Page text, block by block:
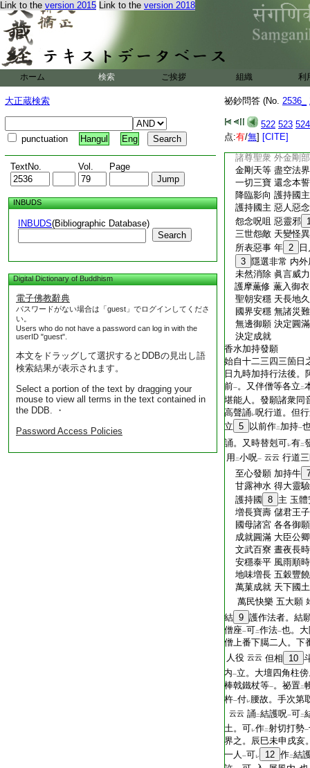
Link to the version 2015 Link to the version 2018
ホーム 検索 ご挨拶 組織 利
大正蔵検索
punctuation Hangul Eng
TextNo. Vol. Page
INBUDS
INBUDS(Bibliographic Database)
Search
Digital Dictionary of Buddhism
電子佛教辭典
パスワードがない場合は「guest」でログインしてくださ
い。
Users who do not have a password can log in with the
userID "guest".
本文をドラッグして選択するとDDBの見出し語
検索結果が表示されます。
Select a portion of the text by dragging your
mouse to view all terms in the text contained in
the DDB. ・
Password Access Policies
祕鈔問答 (No. 2536_
522 523 524
点:有/無] [CITE]
結護一也 卷數ハ覆
シテ書
レ 之
加持結護畢。加持
T2536_.79.0526c23:レ
T2536_.79.0526c24:
心呪一
T2536_.79.0526c25: 御衣加持發願云
至心發願 唯願大日
T2536_.79.0526c27: 本尊界會 阿吒薄
T2536_.79.0526c28:
四王百部 部類眷屬
T2536_.79.0526c29:
兩部界會 三部五部
T2536_.79.0527a01:
諸尊聖衆 外金剛部
T2536_.79.0527a02:
金剛天等 盡空法界
T2536_.79.0527a03:
一切三寶 還念本誓
T2536_.79.0527a04:
降臨影向 護持國主
T2536_.79.0527a05:
護持國主 惡人惡念
T2536_.79.0527a06:
怨念呪咀 惡靈邪
T2536_.79.0527a07:
三世怨敵 天變怪異
所表惡事 年 2
T2536_.79.0527a09:
3 隱選非常 内外
T2536_.79.0527a10:
未然消除 眞言威力
T2536_.79.0527a11:
護摩薫修 薫入御衣
聖朝安穩 天長地久
T2536_.79.0527a13:
國界安穩 無諸災難
T2536_.79.0527a14:
無邊御願 決定圓滿
決定成就
T2536_.79.0527a16: 香水加持發願
T2536_.79.0527a17: 始自十二三四三箇日
日九時加持行法後。
T2536_.79.0527a19: 前一。又伴僧等各立 二
T2536_.79.0527a20: 堪能人。發願諸衆同
高聲誦レ呪行道。但
立 5 以前作二 加持一
誦。又時替剋可レ有二
用 二小呪一 云云 行道
至心發願 加持牛
甘露神水 得大靈驗
護持國 8 主 玉體
増長寶壽 儲君王子
國母諸宮 各各御願
成就圓滿 大臣公卿
文武百寮 晝夜長時
安穩泰平 風雨順時
地味増長 五穀豐饒
萬菓成就 天下國土
萬民快樂 五大願
結 9 護作法者。結
僧座一可二作法一也。
僧上番下臈二人。下
人役 云云 但相 10
内一立。大壇四角柱
棒戟鐵杖等一。祕置二
杵一付レ腰故。手次第
云云 誦二結護呪一可二
土。可レ作二射切打勢一
界之。辰巳未申戌亥
一人 一可レ 12 作二結